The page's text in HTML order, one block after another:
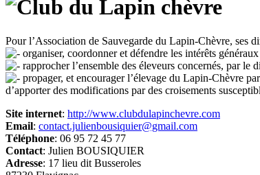
Pour l’Association de Sauvegarde du Lapin-Chèvre, ses
organiser, coordonner et défendre les intérêts
rapprocher l’ensemble des éleveurs concernés, par le
propager, et encourager l’élevage du Lapin-Chèvre
d’apporter des modifications par des croisements
Site internet: http://www.clubdulapinchevre.com
Email: contact.julienbousiquier@gmail.com
Téléphone: 06 95 72 45 77
Contact: Julien BOUSIQUIER
Adresse: 17 lieu dit Busseroles